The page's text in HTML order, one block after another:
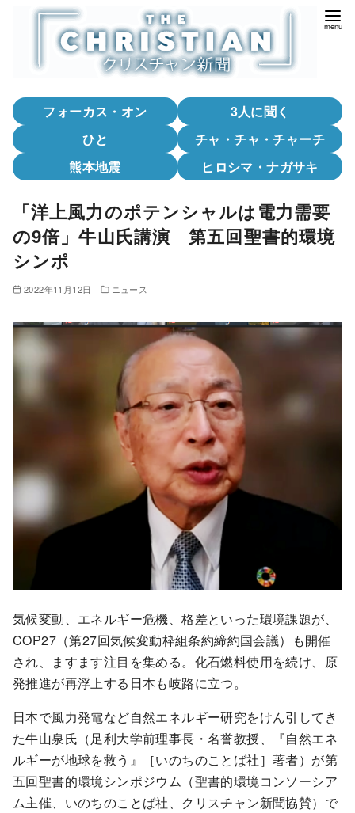
フォーカス・オン
3人に聞く
ひと
チャ・チャ・チャーチ
熊本地震
ヒロシマ・ナガサキ
「洋上風力のポテンシャルは電力需要
の9倍」牛山氏講演 第五回聖書的環境
シンポ
2022年11月12日 ニュース
気候変動、エネルギー危機、格差といった環境課題が、
COP27（第27回気候変動枠組条約締約国会議）も開催
され、ますます注目を集める。化石燃料使用を続け、原
発推進が再浮上する日本も岐路に立つ。
日本で風力発電など自然エネルギー研究をけん引してき
た牛山泉氏（足利大学前理事長・名誉教授、『自然エネ
ルギーが地球を救う』［いのちのことば社］著者）が第
五回聖書的環境シンポジウム（聖書的環境コンソーシア
ム主催、いのちのことば社、クリスチャン新聞協賛）で